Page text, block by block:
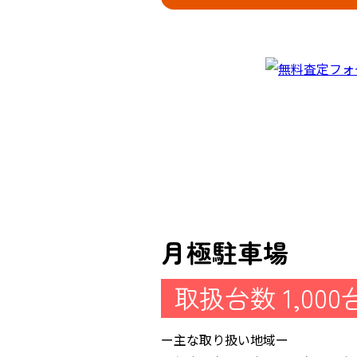
月極駐車場
取扱台数 1,000
ー主な取り扱い地域ー